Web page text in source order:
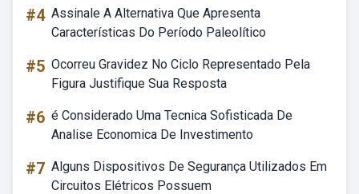
#4 Assinale A Alternativa Que Apresenta
Características Do Período Paleolítico
#5 Ocorreu Gravidez No Ciclo Representado Pela
Figura Justifique Sua Resposta
#6 é Considerado Uma Tecnica Sofisticada De
Analise Economica De Investimento
#7 Alguns Dispositivos De Segurança Utilizados Em
Circuitos Elétricos Possuem